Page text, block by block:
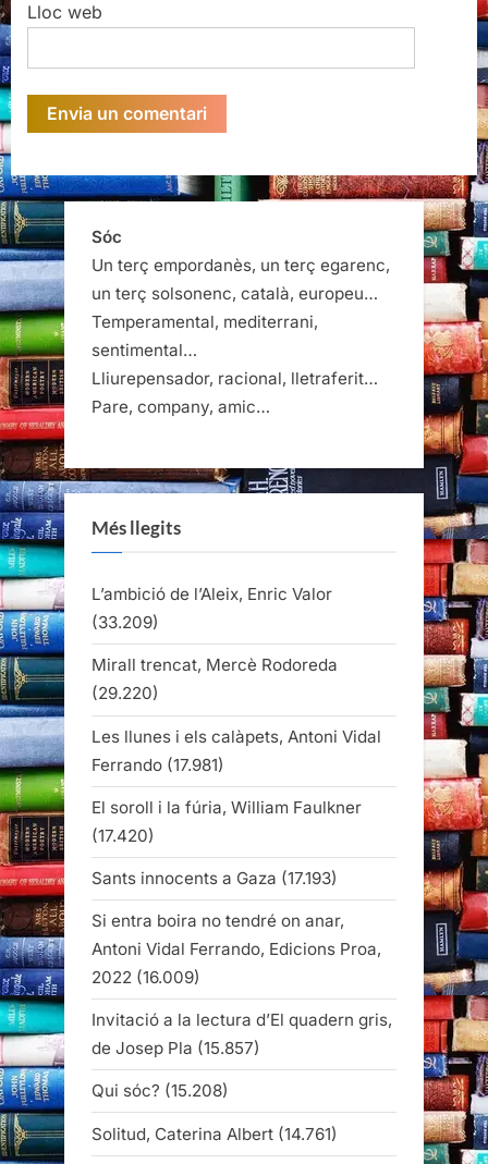
Lloc web
Sóc
Un terç empordanès, un terç egarenc,
un terç solsonenc, català, europeu…
Temperamental, mediterrani,
sentimental…
Lliurepensador, racional, lletraferit…
Pare, company, amic…
Més llegits
L’ambició de l’Aleix, Enric Valor
(33.209)
Mirall trencat, Mercè Rodoreda
(29.220)
Les llunes i els calàpets, Antoni Vidal
Ferrando (17.981)
El soroll i la fúria, William Faulkner
(17.420)
Sants innocents a Gaza (17.193)
Si entra boira no tendré on anar,
Antoni Vidal Ferrando, Edicions Proa,
2022 (16.009)
Invitació a la lectura d’El quadern gris,
de Josep Pla (15.857)
Qui sóc? (15.208)
Solitud, Caterina Albert (14.761)